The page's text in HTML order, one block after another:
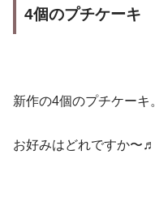
4個のプチケーキ
新作の4個のプチケーキ
お好みはどれですか〜♬